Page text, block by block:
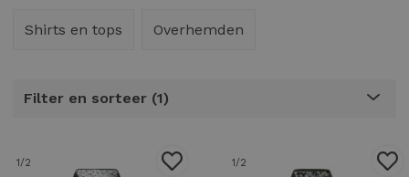
Shirts en tops Overhemden
Filter en sorteer 1
1/2 1/2